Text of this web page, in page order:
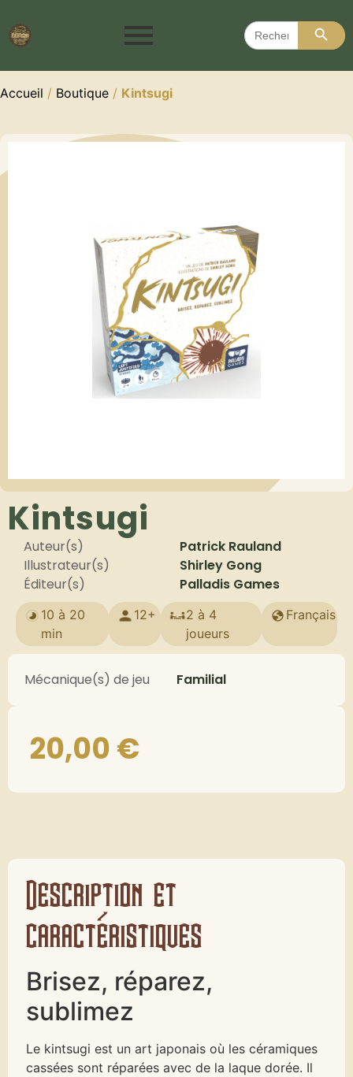
Search
for:
Search
Accueil / Boutique / Kintsugi
Kintsugi
Auteur(s)
Patrick Rauland
Illustrateur(s)
Shirley Gong
Éditeur(s)
Palladis Games
10 à 20
min
12+
2 à 4
joueurs
Français
Mécanique(s) de jeu Familial
20,00€
Description et
caractéristiques
Brisez, réparez,
sublimez
Le kintsugi est un art japonais où les céramiques
cassées sont réparées avec de la laque dorée. Il